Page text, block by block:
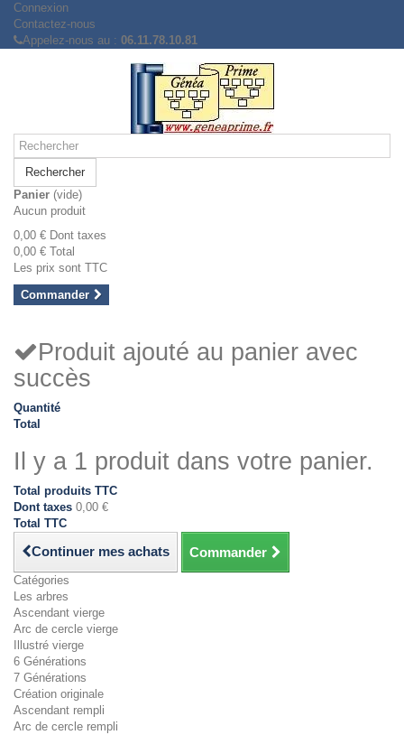
Connexion
Contactez-nous
Appelez-nous au : 06.11.78.10.81
Rechercher
Panier (vide)
Aucun produit
0,00 € Dont taxes
0,00 € Total
Les prix sont TTC
Commander
Produit ajouté au panier avec
succès
Quantité
Total
Il y a 1 produit dans votre panier.
Total produits TTC
Dont taxes 0,00 €
Total TTC
Continuer mes achats Commander
Catégories
Les arbres
Ascendant vierge
Arc de cercle vierge
Illustré vierge
6 Générations
7 Générations
Création originale
Ascendant rempli
Arc de cercle rempli